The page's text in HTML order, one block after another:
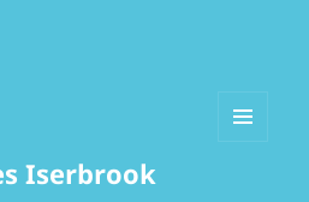
Iserbrook